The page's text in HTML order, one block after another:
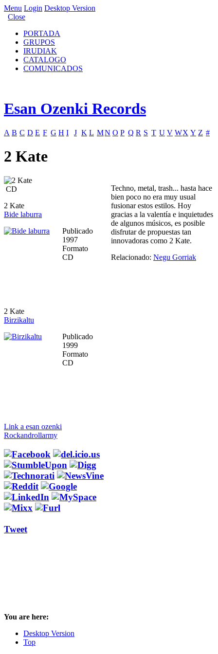
Menu Login Desktop Version
Close
PORTADA
GRUPOS
IRUDIAK
CATALOGO
COMUNICADOS
Esan Ozenki Records
A B C D E F G H I J K L MN O P Q R S T U V WX Y Z #
2 Kate
CD
2 Kate
Bide laburra
Publicado
1997
Formato
CD
2 Kate
Birzikaltu
Publicado
1999
Formato
CD
Link a esan ozenki
Rockandrollarmy
Tweet
Techno, metal, trash... hasta hace
bien poco no era muy usual
fusionar estos estilos. Hoy
gracias a la valentía e inquietudes
de algunos músicos, es posible
disfrutar de propuestas tan
innovadoras como 2 Kate.
Relacionado: Negu Gorriak
You are here:
Desktop Version
Top